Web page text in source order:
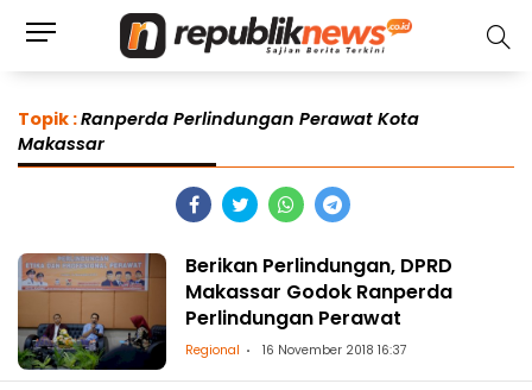
Topik :Ranperda Perlindungan Perawat Kota
Makassar
Berikan Perlindungan, DPRD
Makassar Godok Ranperda
Perlindungan Perawat
Regional 16 November 2018 16:37